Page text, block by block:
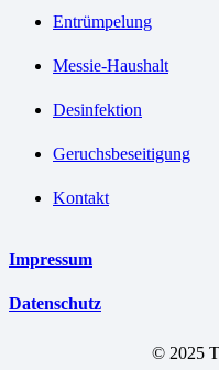
Entrümpelung
Messie-Haushalt
Desinfektion
Geruchsbeseitigung
Kontakt
Impressum
Datenschutz
© 2025